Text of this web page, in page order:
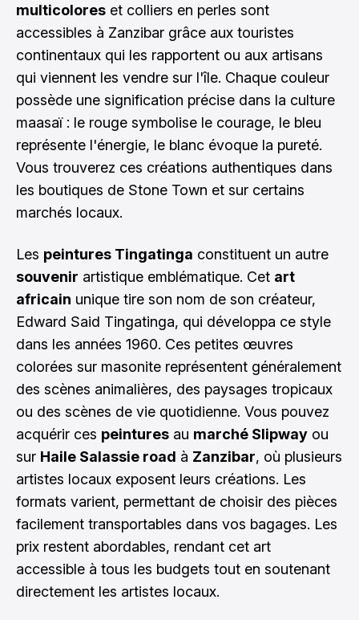
multicolores et colliers en perles sont
accessibles à Zanzibar grâce aux touristes
continentaux qui les rapportent ou aux artisans
qui viennent les vendre sur l'île. Chaque couleur
possède une signification précise dans la culture
maasaï : le rouge symbolise le courage, le bleu
représente l'énergie, le blanc évoque la pureté.
Vous trouverez ces créations authentiques dans
les boutiques de Stone Town et sur certains
marchés locaux.
Les peintures Tingatinga constituent un autre
souvenir artistique emblématique. Cet art
africain unique tire son nom de son créateur,
Edward Said Tingatinga, qui développa ce style
dans les années 1960. Ces petites œuvres
colorées sur masonite représentent généralement
des scènes animalières, des paysages tropicaux
ou des scènes de vie quotidienne. Vous pouvez
acquérir ces peintures au marché Slipway ou
sur Haile Salassie road à Zanzibar, où plusieurs
artistes locaux exposent leurs créations. Les
formats varient, permettant de choisir des pièces
facilement transportables dans vos bagages. Les
prix restent abordables, rendant cet art
accessible à tous les budgets tout en soutenant
directement les artistes locaux.